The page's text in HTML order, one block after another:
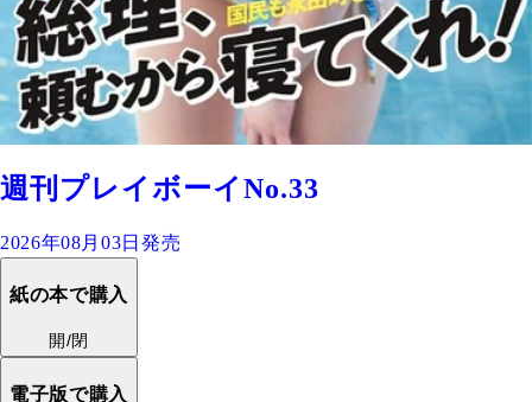
週刊プレイボーイNo.33
2026年08月03日発売
紙の本で購入
開/閉
電子版で購入